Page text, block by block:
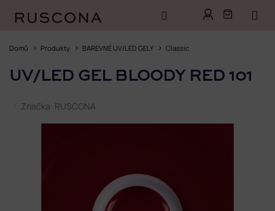
Domů Produkty BAREVNÉ UV/LED GELY Classic
UV/LED GEL BLOODY RED 101
Značka: RUSCONA